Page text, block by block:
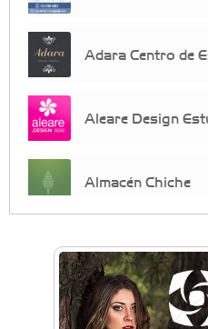
Adara Centro de
Aleare Design
Almacén Chiche
crecimiento
Arq. Horacio